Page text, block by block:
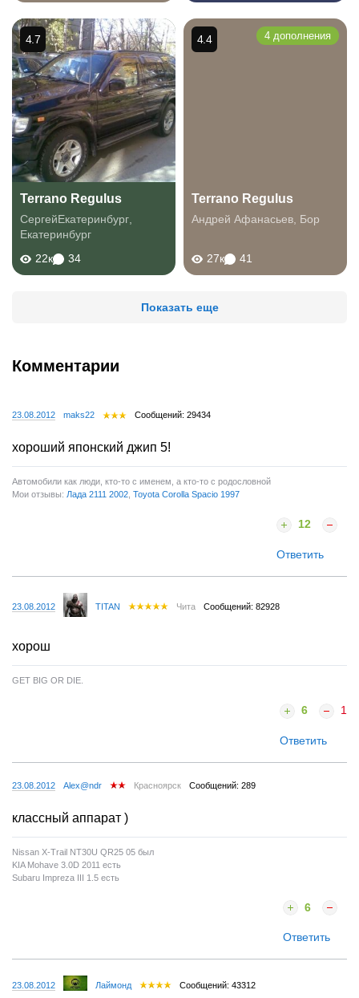
Terrano Regulus
СергейЕкатеринбург
Екатеринбург
22к
34
4.7
Terrano Regulus
Андрей Афанасьев Бор
27к 41
4.4 4 дополнения
Показать еще
Комментарии
23.08.2012 maks22 Сообщений: 29434
хороший японский джип 5!
Автомобили как люди, кто-то с именем, а кто-то с родословной
Мои отзывы: Лада 2111 2002 Toyota Corolla Spacio 1997
12
Ответить
23.08.2012 TITAN Чита Сообщений: 82928
хорош
GET BIG OR DIE.
6 1
Ответить
23.08.2012 Alex@ndr Красноярск Сообщений: 289
классный аппарат )
Nissan X-Trail NT30U QR25 05 был
KIA Mohave 3.0D 2011 есть
Subaru Impreza III 1.5 есть
6
Ответить
23.08.2012 Лаймонд Сообщений: 43312